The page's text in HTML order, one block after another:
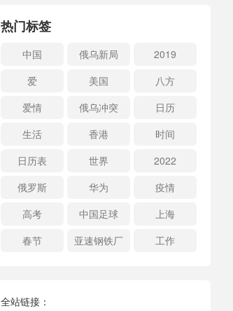
热门标签
中国 俄乌新局
2019
爱
美国
八方
爱情
俄乌冲突
日历
生活
香港
时间
日历表
世界
2022
俄罗斯
华为
疫情
高考
中国足球
上海
春节
亚速钢铁厂 工作
全站链接：